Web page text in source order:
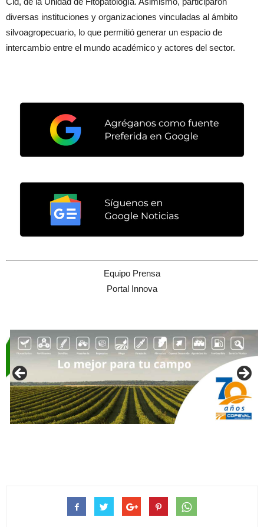
diversas instituciones y organizaciones vinculadas al ámbito
silvoagropecuario, lo que permitió generar un espacio de
intercambio entre el mundo académico y actores del sector.
Equipo Prensa
Portal Innova